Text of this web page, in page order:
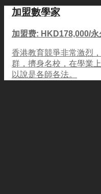
加盟數學家
加盟费: HKD178,000/永
香港教育競爭非常激烈
群，擠身名校，在學業
以說是各師各法。